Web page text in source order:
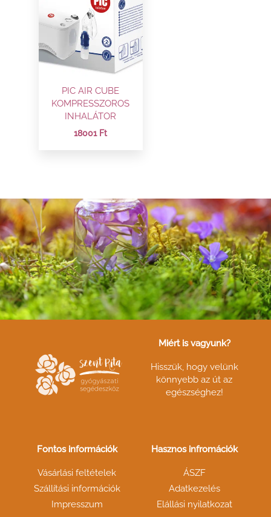
PIC AIR CUBE
KOMPRESSZOROS
INHALÁTOR
18001 Ft
Miért is vagyunk?
Hisszük, hogy velünk
könnyebb az út az
egészséghez!
Fontos információk
Vásárlási feltételek
Szállítási információk
Impresszum
Hasznos infromációk
ÁSZF
Adatkezelés
Elállási nyilatkozat